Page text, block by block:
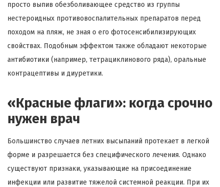
просто выпив обезболивающее средство из группы
нестероидных противовоспалительных препаратов перед
походом на пляж, не зная о его фотосенсибилизирующих
свойствах. Подобным эффектом также обладают некоторые
антибиотики (например, тетрациклинового ряда), оральные
контрацептивы и диуретики.
«Красные флаги»: когда срочно
нужен врач
Большинство случаев летних высыпаний протекает в легкой
форме и разрешается без специфического лечения. Однако
существуют признаки, указывающие на присоединение
инфекции или развитие тяжелой системной реакции. При их